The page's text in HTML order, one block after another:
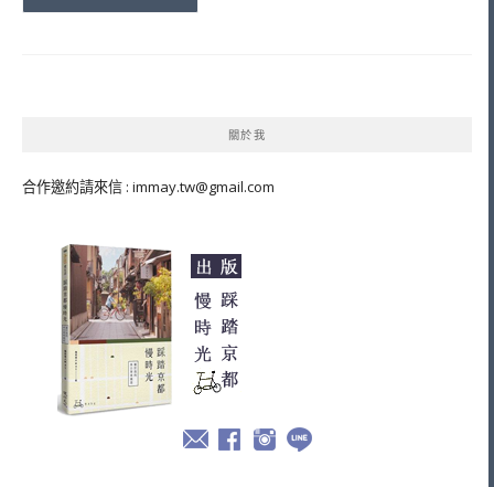
關於我
合作邀約請來信 : immay.tw@gmail.com